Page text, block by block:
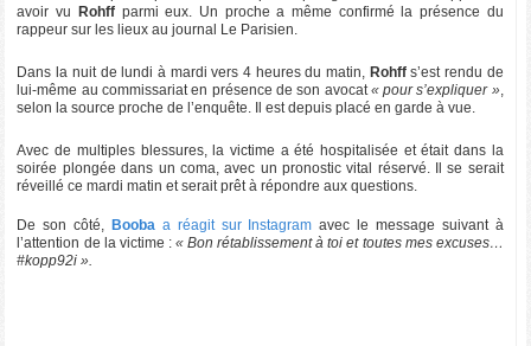
avoir vu Rohffparmi eux. Un proche a même confirmé la présence du
rappeur sur les lieux au journal Le Parisien.
Dans la nuit de lundi à mardi vers 4 heures du matin, Rohffs’est rendu de
lui-même au commissariat en présence de son avocat « pour s’expliquer »,
selon la source proche de l’enquête. Il est depuis placé en garde à vue.
Avec de multiples blessures, la victime a été hospitalisée et était dans la
soirée plongée dans un coma, avec un pronostic vital réservé. Il se serait
réveillé ce mardi matin et serait prêt à répondre aux questions.
De son côté,Booba a réagit sur Instagram avec le message suivant à
l’attention de la victime : « Bon rétablissement à toi et toutes mes excuses…
#kopp92i ».